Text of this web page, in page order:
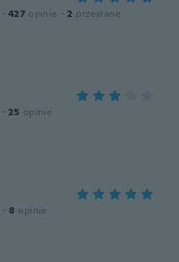
· 427 opinie · 2 przesłane
· 25 opinie
· 8 opinie